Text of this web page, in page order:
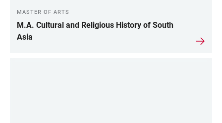
MASTER OF ARTS
M.A. Cultural and Religious History of South
Asia